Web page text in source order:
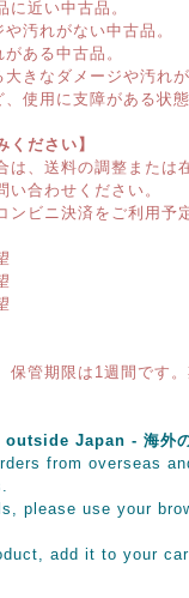
に近い中古品。
汚れがない中古品。
ある中古品。
きなダメージや汚れが
使用に支障がある状態
ください】
は、送料の調整または
い合わせください。
ンビニ決済をご利用予
保管期限は1週間です
Japan - 海外の
from overseas
please use your
add it to your